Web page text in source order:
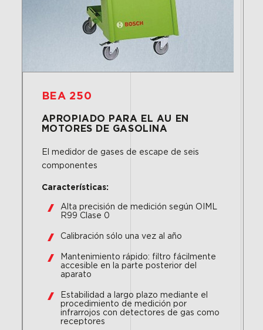
BEA 250
APROPIADO PARA EL AU EN
MOTORES DE GASOLINA
El medidor de gases de escape de seis
componentes
Características:
Alta precisión de medición según OIML
R99 Clase 0
Calibración sólo una vez al año
Mantenimiento rápido: filtro fácilmente
accesible en la parte posterior del
aparato
Estabilidad a largo plazo mediante el
procedimiento de medición por
infrarrojos con detectores de gas como
receptores